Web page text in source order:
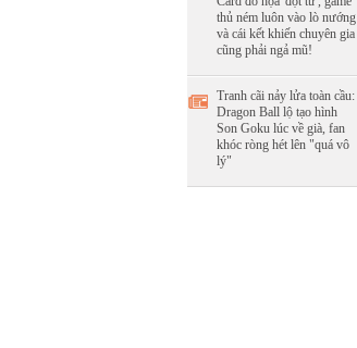
thủ ném luôn vào lò nướng
và cái kết khiến chuyên gia
cũng phải ngả mũ!
Tranh cãi nảy lửa toàn cầu:
Dragon Ball lộ tạo hình
Son Goku lúc về già, fan
khóc ròng hét lên "quá vô
lý"